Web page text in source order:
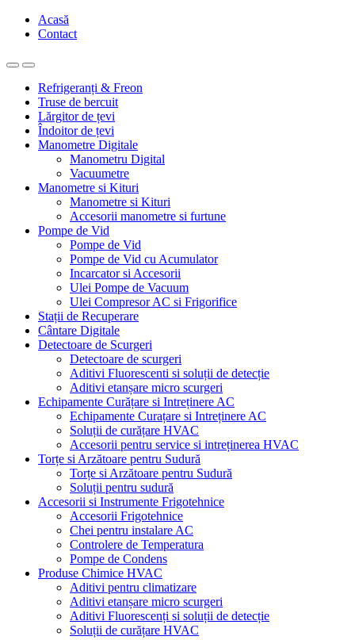
Acasă
Contact
Refrigeranți & Freon
Truse de bercuit
Lărgitor de țevi
Îndoitor de țevi
Manometre Digitale
Manometru Digital
Vacuumetre
Manometre si Kituri
Manometre si Kituri
Accesorii manometre si furtune
Pompe de Vid
Pompe de Vid
Pompe de Vid cu Acumulator
Incarcator si Accesorii
Ulei Pompe de Vacuum
Ulei Compresor AC si Frigorifice
Stații de Recuperare
Cântare Digitale
Detectoare de Scurgeri
Detectoare de scurgeri
Aditivi Fluorescenti si soluții de detecție
Aditivi etanșare micro scurgeri
Echipamente Curățare si Intreținere AC
Echipamente Curațare si Intreținere AC
Soluții de curățare HVAC
Accesorii pentru service si intreținerea HVAC
Torțe si Arzătoare pentru Sudură
Torțe si Arzătoare pentru Sudură
Soluții pentru sudură
Accesorii si Instrumente Frigotehnice
Accesorii Frigotehnice
Chei pentru instalare AC
Controlere de Temperatura
Pompe de Condens
Produse Chimice HVAC
Aditivi pentru climatizare
Aditivi etanșare micro scurgeri
Aditivi Fluorescenți si soluții de detecție
Soluții de curățare HVAC